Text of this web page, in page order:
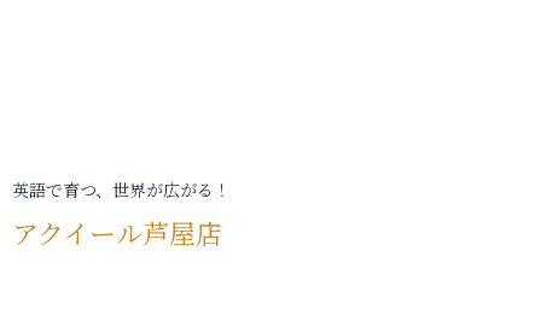
英語で育つ、世界が広がる！
アクイール芦屋店